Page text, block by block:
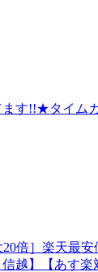
す!!★タイムカ
倍］楽天最
越】【あす